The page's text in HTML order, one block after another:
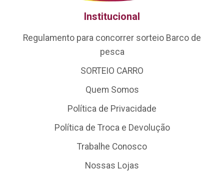
Institucional
Regulamento para concorrer sorteio Barco de
pesca
SORTEIO CARRO
Quem Somos
Política de Privacidade
Política de Troca e Devolução
Trabalhe Conosco
Nossas Lojas